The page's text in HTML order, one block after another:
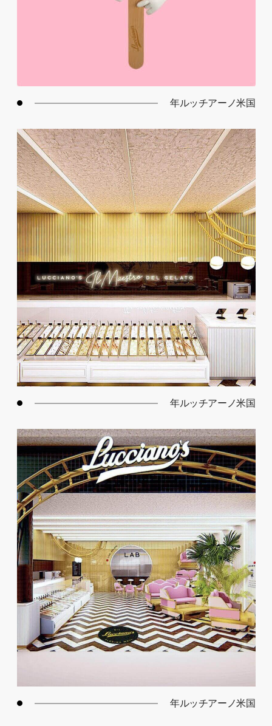
年ルッチアーノ米国
年ルッチアーノ米国
年ルッチアーノ米国